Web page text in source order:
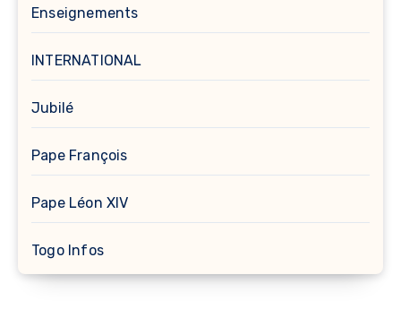
Enseignements
INTERNATIONAL
Jubilé
Pape François
Pape Léon XIV
Togo Infos